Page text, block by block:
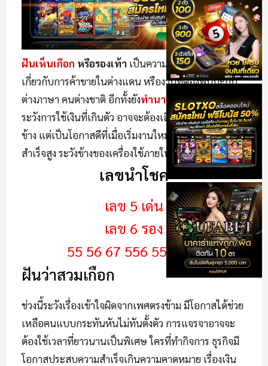
ฝันเห็นเกือก หรือรองเท้าเป็นความฝันที่เด่นในเรื่อง
เกี่ยวกับการค้าขายในต่างแดน หรืองานที่ต้องพบปะกับ
ต่างภาษา คนต่างชาติ อีกทั้งยังทำนายความฝันอีกว่า
ระวังการใช้เงินที่เกินตัว อาจจะต้องเสียเงินจากคนรอบ
ข้าง แต่เป็นโอกาสดีที่เมื่อเริ่มงานใหม่อาจแระสบความ
สำเร็จสูง ระวังข้างของเครื่องใช้ภายในบ้านจะสูญหาย
เลขนำโชค
เลข 5 เด่น
เลข 6 รอง
55 56 67 556 557 659
ฝันว่าสวมเกือก
ช่วงนี้ระวังเรื่องเข้าใจผิดจากเพศตรงข้าม มีโอกาสได้ช่วย
เหลือคนแบบกระทันหันไม่ทันตั้งตัว การแจรจาอาจจะ
ต้องใช้เวลาที่ยาวนานเป็นพิเศษ ใครที่ทำกิจการ ธุรกิจมี
โอกาสประสบความสำเร็จเกินความคาดหมาย เรื่องเงิน